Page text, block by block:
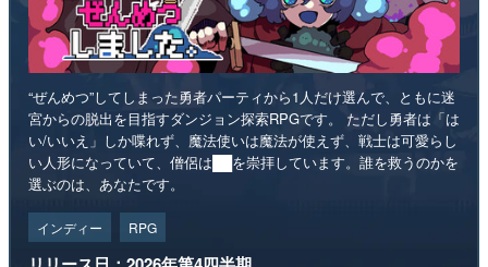
“ぜんめつ”してしまった勇者パーティから1人だけ選んで、ともに迷
宮からの脱出を目指すダンジョン探索RPGです。 ただし勇者は「は
い/いいえ」しか喋れず、魔法使いは魔法が使えず、戦士は可愛らし
い人形になっていて、僧侶は██を崇拝しています。誰を救うのかを
選ぶのは、あなたです。
インディー RPG